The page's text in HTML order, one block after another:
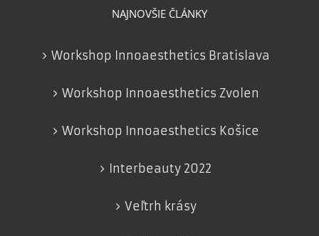
NAJNOVŠIE ČLÁNKY
Workshop Innoaesthetics Bratislava
Workshop Innoaesthetics Zvolen
Workshop Innoaesthetics Košice
Interbeauty 2022
Veľtrh krásy